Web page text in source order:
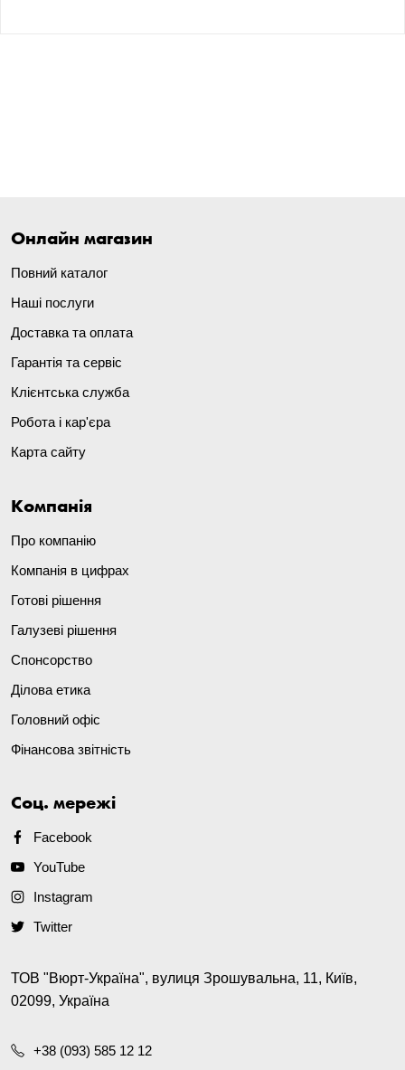
Онлайн магазин
Повний каталог
Наші послуги
Доставка та оплата
Гарантія та сервіс
Клієнтська служба
Робота і кар'єра
Карта сайту
Компанія
Про компанію
Компанія в цифрах
Готові рішення
Галузеві рішення
Спонсорство
Ділова етика
Головний офіс
Фінансова звітність
Соц. мережі
Facebook
YouTube
Instagram
Twitter
ТОВ "Вюрт-Україна", вулиця Зрошувальна, 11, Київ,
02099, Україна
+38 (093) 585 12 12